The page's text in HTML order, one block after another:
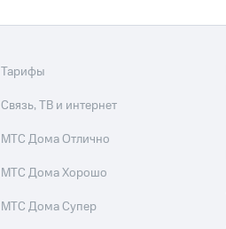
Тарифы
Связь, ТВ и интернет
МТС Дома Отлично
МТС Дома Хорошо
МТС Дома Супер